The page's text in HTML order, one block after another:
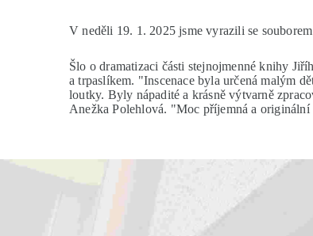
V neděli 19. 1. 2025 jsme vyrazili se
Šlo o dramatizaci části stejnojmenné knihy
a trpaslíkem. "Inscenace byla určená malým
loutky. Byly nápadité a krásně výtvarně
Anežka Polehlová. "Moc příjemná a